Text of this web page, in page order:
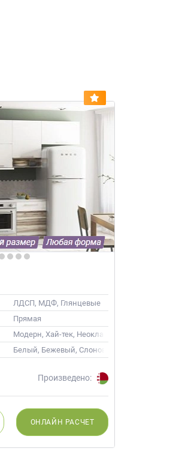
ЛДСП, МДФ, Глянцевые
Прямая
Модерн, Хай-тек, Неоклассика, Современные
Белый, Бежевый, Слоновая кость, Кремовый,
Произведено:
ОНЛАЙН РАСЧЕТ